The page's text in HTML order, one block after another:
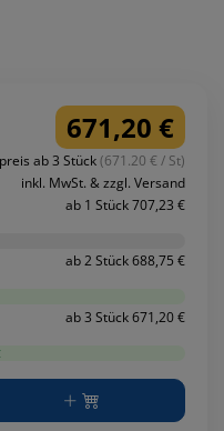
671,20 €
ab 3 Stück(671.20 € / St)
inkl. MwSt. & zzgl. Versand
ab 1 Stück 707,23 €
ab 2 Stück 688,75 €
ab 3 Stück 671,20 €